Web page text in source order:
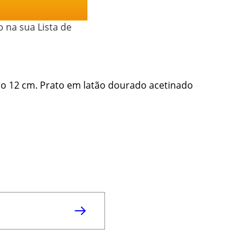
na sua Lista de
12 cm. Prato em latão dourado acetinado